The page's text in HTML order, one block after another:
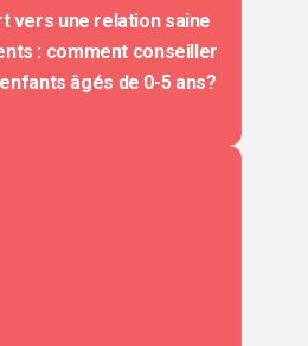
vers une relation saine
: comment conseiller
âgés de 0-5 ans?